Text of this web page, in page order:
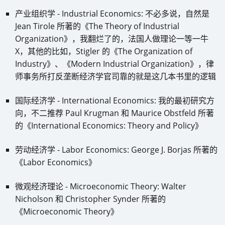
产业组织学 - Industrial Economics: 不必多说，自然是
Jean Tirole 所著的《The Theory of Industrial
Organization》，我翻烂了的，法国人做理论一等一牛
X，其他的比如，Stigler 的《The Organization of
Industry》、《Modern Industrial Organization》，律
师事务所打反垄断经济学官司靠的就是这几本书里的逻辑
国际经济学 - International Economics: 我的最初研究方
向，不二推荐 Paul Krugman 和 Maurice Obstfeld 所著
的《International Economics: Theory and Policy》
劳动经济学 - Labor Economics: George J. Borjas 所著的
《Labor Economics》
微观经济理论 - Microeconomic Theory: Walter
Nicholson 和 Christopher Synder 所著的
《Microeconomic Theory》